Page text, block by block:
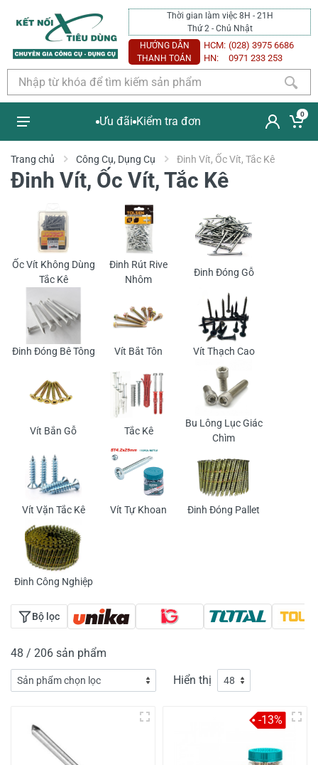
Thời gian làm việc 8H - 21H
Thứ 2 - Chủ Nhật
HƯỚNG DẪN
THANH TOÁN
HCM: (028) 3975 6686
HN:
0971 233 253
Ưu đãi Kiểm tra đơn
0
Trang chủ Công Cụ, Dụng Cụ Đinh Vít, Ốc Vít, Tắc Kê
Đinh Vít, Ốc Vít, Tắc Kê
Ốc Vít Không Dùng
Tắc Kê
Đinh Rút Rive
Nhôm
Đinh Đóng Gỗ
Đinh Đóng Bê Tông Vít Bắt Tôn Vít Thạch Cao
Vít Bắn Gỗ Tắc Kê
Bu Lông Lục Giác
Chìm
Vít Vặn Tắc Kê Vít Tự Khoan Đinh Đóng Pallet
Đinh Công Nghiệp
Bộ lọc
48 / 206 sản phẩm
Hiển thị
-13%